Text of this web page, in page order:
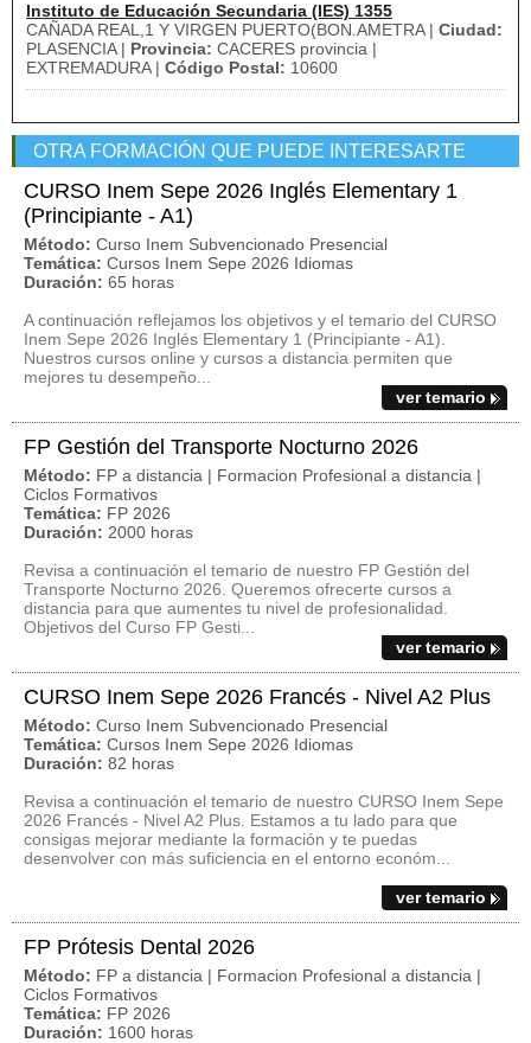
Instituto de Educación Secundaria (IES) 1355
CAÑADA REAL,1 Y VIRGEN PUERTO(BON.AMETRA | Ciudad:
PLASENCIA | Provincia: CACERES provincia |
EXTREMADURA | Código Postal: 10600
OTRA FORMACIÓN QUE PUEDE INTERESARTE
CURSO Inem Sepe 2026 Inglés Elementary 1
(Principiante - A1)
Método: Curso Inem Subvencionado Presencial
Temática: Cursos Inem Sepe 2026 Idiomas
Duración: 65 horas
A continuación reflejamos los objetivos y el temario del CURSO
Inem Sepe 2026 Inglés Elementary 1 (Principiante - A1).
Nuestros cursos online y cursos a distancia permiten que
mejores tu desempeño...
ver temario
FP Gestión del Transporte Nocturno 2026
Método: FP a distancia | Formacion Profesional a distancia |
Ciclos Formativos
Temática: FP 2026
Duración: 2000 horas
Revisa a continuación el temario de nuestro FP Gestión del
Transporte Nocturno 2026. Queremos ofrecerte cursos a
distancia para que aumentes tu nivel de profesionalidad.
Objetivos del Curso FP Gesti...
ver temario
CURSO Inem Sepe 2026 Francés - Nivel A2 Plus
Método: Curso Inem Subvencionado Presencial
Temática: Cursos Inem Sepe 2026 Idiomas
Duración: 82 horas
Revisa a continuación el temario de nuestro CURSO Inem Sepe
2026 Francés - Nivel A2 Plus. Estamos a tu lado para que
consigas mejorar mediante la formación y te puedas
desenvolver con más suficiencia en el entorno económ...
ver temario
FP Prótesis Dental 2026
Método: FP a distancia | Formacion Profesional a distancia |
Ciclos Formativos
Temática: FP 2026
Duración: 1600 horas